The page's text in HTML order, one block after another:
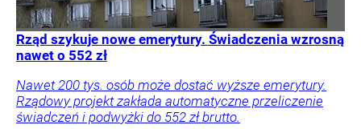
Rząd szykuje nowe emerytury. Świadczenia wzrosną
nawet o 552 zł
Nawet 200 tys. osób może dostać wyższe emerytury.
Rządowy projekt zakłada automatyczne przeliczenie
świadczeń i podwyżki do 552 zł brutto.